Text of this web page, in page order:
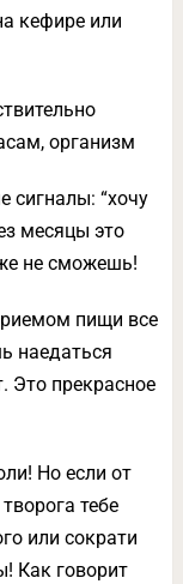
кефире или
организм
сигналы: “хочу
месяцы это
не сможешь!
пищи все
наедаться
Это прекрасное
Но если от
тебе
или сократи
Как говорит